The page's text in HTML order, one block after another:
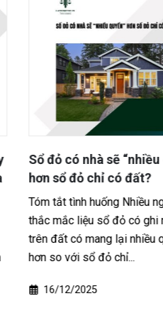
Sổ đỏ có nhà sẽ “nhiều
hơn sổ đỏ chỉ có đất?
Tóm tắt tình huống Nhiều
thắc mắc liệu sổ đỏ có ghi
trên đất có mang lại nhiều
hơn so với sổ đỏ chỉ...
16/12/2025